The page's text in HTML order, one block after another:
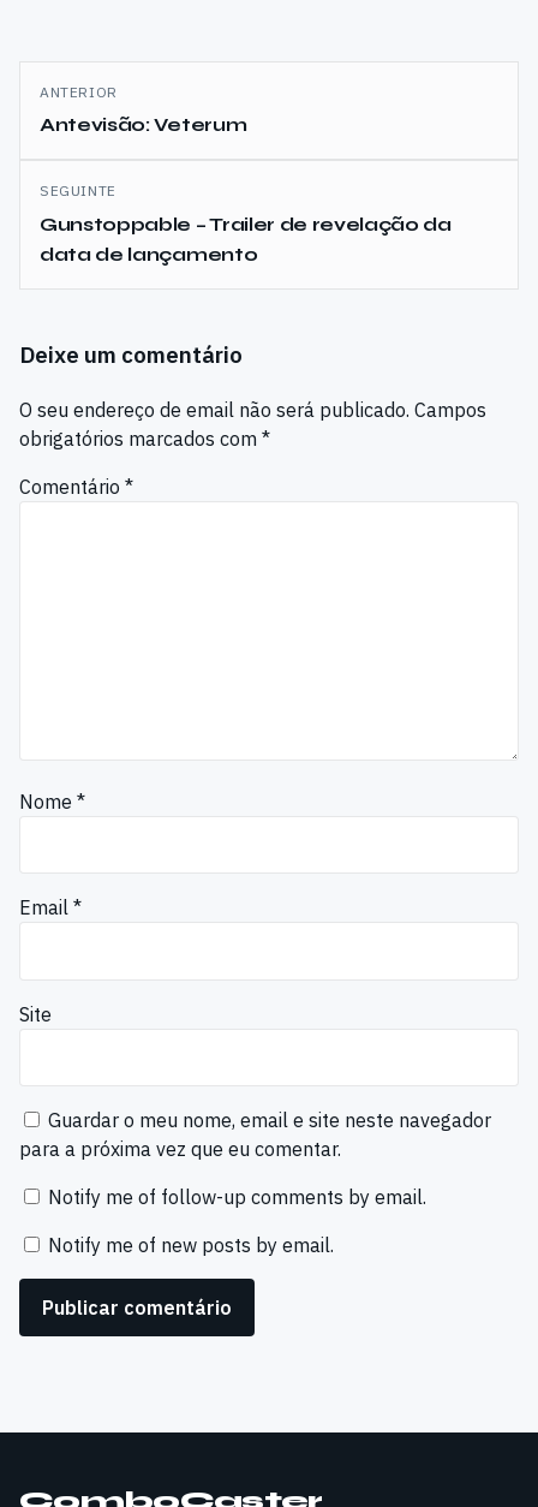
Navegação
de
artigos
ANTERIOR
Antevisão: Veterum
SEGUINTE
Gunstoppable – Trailer de revelação da
data de lançamento
Deixe um comentário
O seu endereço de email não será publicado. Campos
obrigatórios marcados com *
Comentário *
Nome *
Email *
Site
Guardar o meu nome, email e site neste navegador
para a próxima vez que eu comentar.
Notify me of follow-up comments by email.
Notify me of new posts by email.
ComboCaster